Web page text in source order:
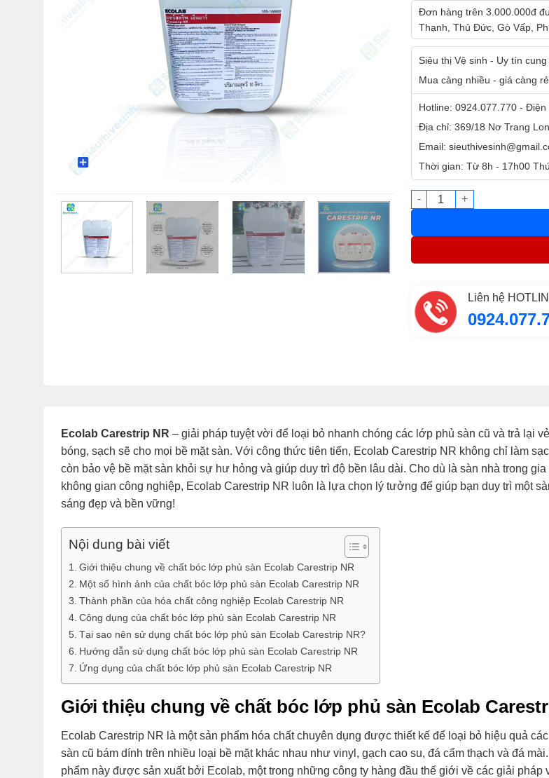
Đơn hàng trên 3.000.000đ
Thạnh, Thủ Đức, Gò Vấp,
Siêu thị Vệ sinh - Uy tín
Mua càng nhiều - giá càng
Hotline: 0924.077.770 -
Địa chỉ: 369/18 Nơ Trang
Email:
Thời gian: Từ 8h - 17h00
Chất bóc lớp phủ sàn
Liên hệ
Ecolab Carestrip NR – giải pháp tuyệt vời để loại bỏ nhanh chóng các lớp phủ sàn cũ và trả lại
bóng, sạch sẽ cho mọi bề mặt sàn. Với công thức tiên tiến, Ecolab Carestrip NR không chỉ làm
còn bảo vệ bề mặt sàn khỏi sự hư hỏng và giúp duy trì độ bền lâu dài. Cho dù là sàn nhà trong
không gian công nghiệp, Ecolab Carestrip NR luôn là lựa chọn lý tưởng để giúp bạn duy trì một
sáng đẹp và bền vững!
Nội dung bài viết
Giới thiệu chung về chất bóc lớp phủ sàn Ecolab Carestrip NR
Một số hình ảnh của chất bóc lớp phủ sàn Ecolab Carestrip NR
Thành phần của hóa chất công nghiệp Ecolab Carestrip NR
Công dụng của chất bóc lớp phủ sàn Ecolab Carestrip NR
Tại sao nên sử dụng chất bóc lớp phủ sàn Ecolab Carestrip NR?
Hướng dẫn sử dụng chất bóc lớp phủ sàn Ecolab Carestrip NR
Ứng dụng của chất bóc lớp phủ sàn Ecolab Carestrip NR
Giới thiệu chung về chất bóc lớp phủ sàn Ecolab
Ecolab Carestrip NR là một sản phẩm hóa chất chuyên dụng được thiết kế để loại bỏ hiệu quả
sàn cũ bám dính trên nhiều loại bề mặt khác nhau như vinyl, gạch cao su, đá cẩm thạch và đá
phẩm này được sản xuất bởi Ecolab, một trong những công ty hàng đầu thế giới về các giải pháp